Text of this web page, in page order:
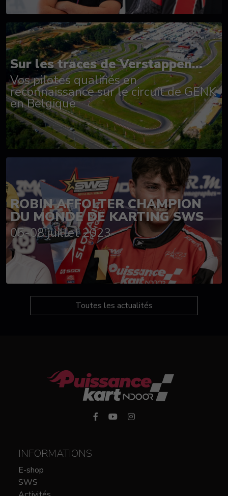
Sur les traces de Verstappen...
Vos pilotes qualifiés en
reconnaissance sur le circuit de GENK
en Belgique
ROBIN AFFOLTER CHAMPION
DU MONDE DE KARTING SWS
05-08 juillet 2023
Toutes les actualités
INFORMATIONS
E-shop
SWS